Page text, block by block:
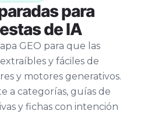
para
de IA
GEO para que las
y fáciles de
y motores generativos.
a categorías, guías de
y fichas con intención